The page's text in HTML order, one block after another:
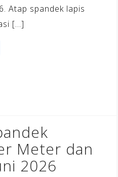
Atap spandek lapis
[…]
Meter dan
2026